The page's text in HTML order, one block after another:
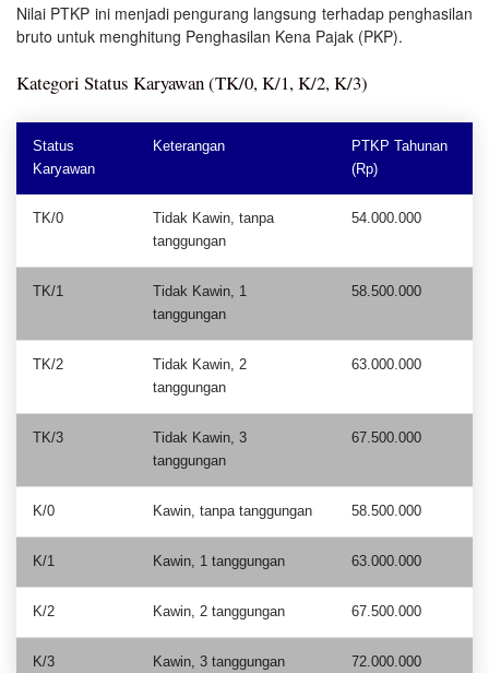
Nilai PTKP ini menjadi pengurang langsung terhadap penghasilan
bruto untuk menghitung Penghasilan Kena Pajak (PKP).
Kategori Status Karyawan (TK/0, K/1, K/2, K/3)
Status
Karyawan
Keterangan
PTKP Tahunan
(Rp)
TK/0
Tidak Kawin, tanpa
tanggungan
54.000.000
TK/1
Tidak Kawin, 1
tanggungan
58.500.000
TK/2
Tidak Kawin, 2
tanggungan
63.000.000
TK/3
Tidak Kawin, 3
tanggungan
67.500.000
K/0 Kawin, tanpa tanggungan 58.500.000
K/1 Kawin, 1 tanggungan 63.000.000
K/2 Kawin, 2 tanggungan 67.500.000
K/3 Kawin, 3 tanggungan 72.000.000